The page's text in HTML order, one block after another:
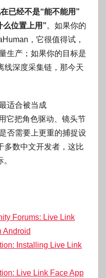
已经不是“能不能用”
么位置上用”。如果你的
，它很值得试，
生产；如果你的目标是
线深度采集链，那今天
适合被当成
它把角色驱动、镜头节
否需要上更重的捕捉设
多数中文开发者，这比
Forums: Live Link
Android
Installing Live Link
Live Link Face App